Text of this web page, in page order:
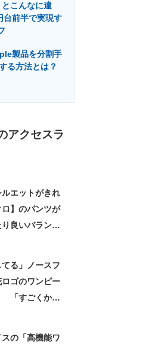
とこんなに違
台前半で実現す
製品を分割手
る方法とは？
アクセスラ
ルエットがきれ
】のパンツが
良いバラン
てる」ノースフ
ゴのワンピー
「すごくかわ
の「高機能ワ